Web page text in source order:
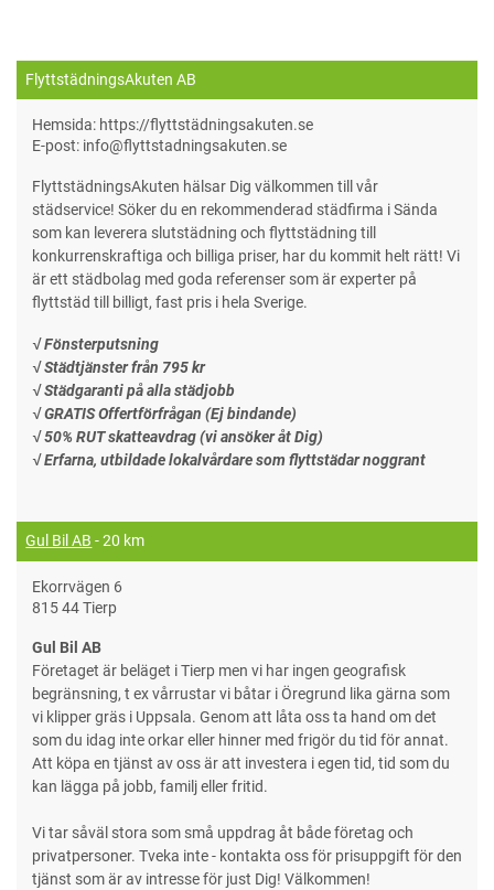
FlyttstädningsAkuten AB
Hemsida: https://flyttstädningsakuten.se
E-post: info@flyttstadningsakuten.se
FlyttstädningsAkuten hälsar Dig välkommen till vår
städservice! Söker du en rekommenderad städfirma i Sända
som kan leverera slutstädning och flyttstädning till
konkurrenskraftiga och billiga priser, har du kommit helt rätt! Vi
är ett städbolag med goda referenser som är experter på
flyttstäd till billigt, fast pris i hela Sverige.
√ Fönsterputsning
√ Städtjänster från 795 kr
√ Städgaranti på alla städjobb
√ GRATIS Offertförfrågan (Ej bindande)
√ 50% RUT skatteavdrag (vi ansöker åt Dig)
√ Erfarna, utbildade lokalvårdare som flyttstädar noggrant
Gul Bil AB - 20 km
Ekorrvägen 6
815 44 Tierp
Gul Bil AB
Företaget är beläget i Tierp men vi har ingen geografisk
begränsning, t ex vårrustar vi båtar i Öregrund lika gärna som
vi klipper gräs i Uppsala. Genom att låta oss ta hand om det
som du idag inte orkar eller hinner med frigör du tid för annat.
Att köpa en tjänst av oss är att investera i egen tid, tid som du
kan lägga på jobb, familj eller fritid.
Vi tar såväl stora som små uppdrag åt både företag och
privatpersoner. Tveka inte - kontakta oss för prisuppgift för den
tjänst som är av intresse för just Dig! Välkommen!